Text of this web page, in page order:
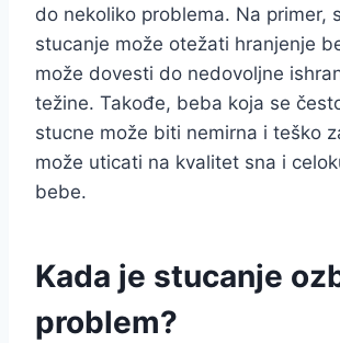
do nekoliko problema. Na primer,
stucanje može otežati hranjenje
može dovesti do nedovoljne
težine. Takođe, beba koja se
stucne može biti nemirna i teško
može uticati na kvalitet sna i
bebe.
Kada je stucanje
problem?